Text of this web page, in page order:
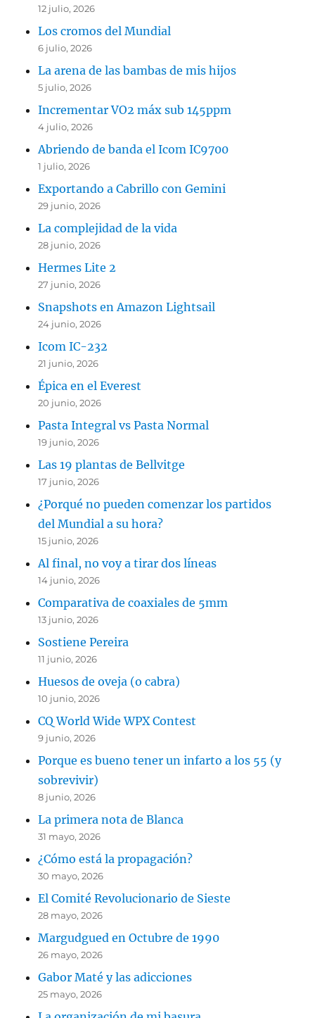
12 julio, 2026
Los cromos del Mundial
6 julio, 2026
La arena de las bambas de mis hijos
5 julio, 2026
Incrementar VO2 máx sub 145ppm
4 julio, 2026
Abriendo de banda el Icom IC9700
1 julio, 2026
Exportando a Cabrillo con Gemini
29 junio, 2026
La complejidad de la vida
28 junio, 2026
Hermes Lite 2
27 junio, 2026
Snapshots en Amazon Lightsail
24 junio, 2026
Icom IC-232
21 junio, 2026
Épica en el Everest
20 junio, 2026
Pasta Integral vs Pasta Normal
19 junio, 2026
Las 19 plantas de Bellvitge
17 junio, 2026
¿Porqué no pueden comenzar los partidos
del Mundial a su hora?
15 junio, 2026
Al final, no voy a tirar dos líneas
14 junio, 2026
Comparativa de coaxiales de 5mm
13 junio, 2026
Sostiene Pereira
11 junio, 2026
Huesos de oveja (o cabra)
10 junio, 2026
CQ World Wide WPX Contest
9 junio, 2026
Porque es bueno tener un infarto a los 55 (y
sobrevivir)
8 junio, 2026
La primera nota de Blanca
31 mayo, 2026
¿Cómo está la propagación?
30 mayo, 2026
El Comité Revolucionario de Sieste
28 mayo, 2026
Margudgued en Octubre de 1990
26 mayo, 2026
Gabor Maté y las adicciones
25 mayo, 2026